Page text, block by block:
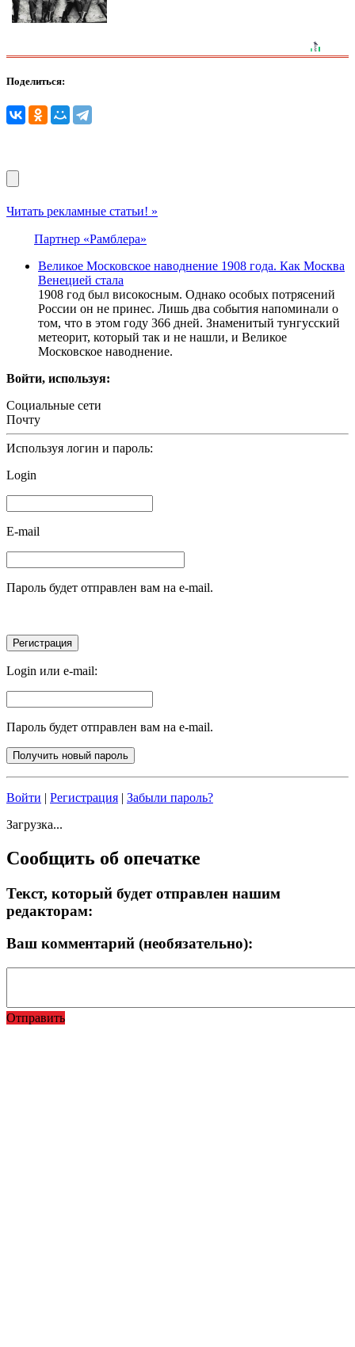
Поделиться:
Читать рекламные статьи! »
Партнер «Рамблера»
Великое Московское наводнение 1908 года. Как Москва
Венецией стала
1908 год был високосным. Однако особых потрясений
России он не принес. Лишь два события напоминали о
том, что в этом году 366 дней. Знаменитый тунгусский
метеорит, который так и не нашли, и Великое
Московское наводнение.
Войти, используя:
Социальные сети
Почту
Используя логин и пароль:
Login
E-mail
Пароль будет отправлен вам на e-mail.
Login или e-mail:
Пароль будет отправлен вам на e-mail.
Войти Регистрация
Забыли пароль?
Загрузка...
Сообщить об опечатке
Текст, который будет отправлен нашим
редакторам:
Ваш комментарий (необязательно):
Отправить